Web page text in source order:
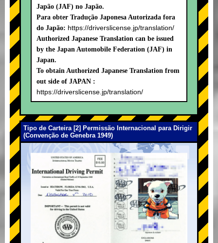
Japão (JAF) no Japão.
Para obter Tradução Japonesa Autorizada fora
do Japão: https://driverslicense.jp/translation/
Authorized Japanese Translation can be issued
by the Japan Automobile Federation (JAF) in
Japan.
To obtain Authorized Japanese Translation from
out side of JAPAN :
https://driverslicense.jp/translation/
Tipo de Carteira [2] Permissão Internacional para Dirigir
(Convenção de Genebra 1949)